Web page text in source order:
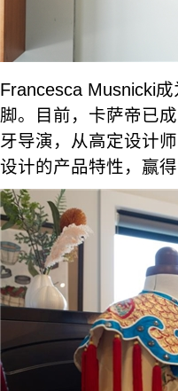
Francesca Musnicki
脚。目前，卡萨帝已
牙导演，从高定设计
设计的产品特性，赢